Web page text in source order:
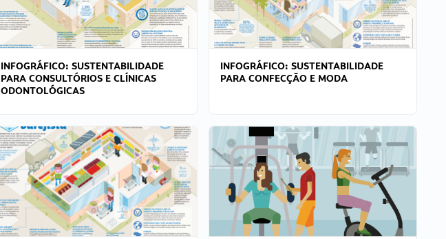
INFOGRÁFICO: SUSTENTABILIDADE
PARA CONSULTÓRIOS E CLÍNICAS
ODONTOLÓGICAS
INFOGRÁFICO: SUSTENTABILIDADE
PARA CONFECÇÃO E MODA